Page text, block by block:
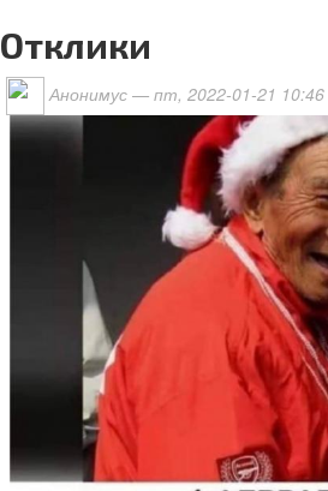
Отклики
Анонимус — пт, 2022-01-21 10:46